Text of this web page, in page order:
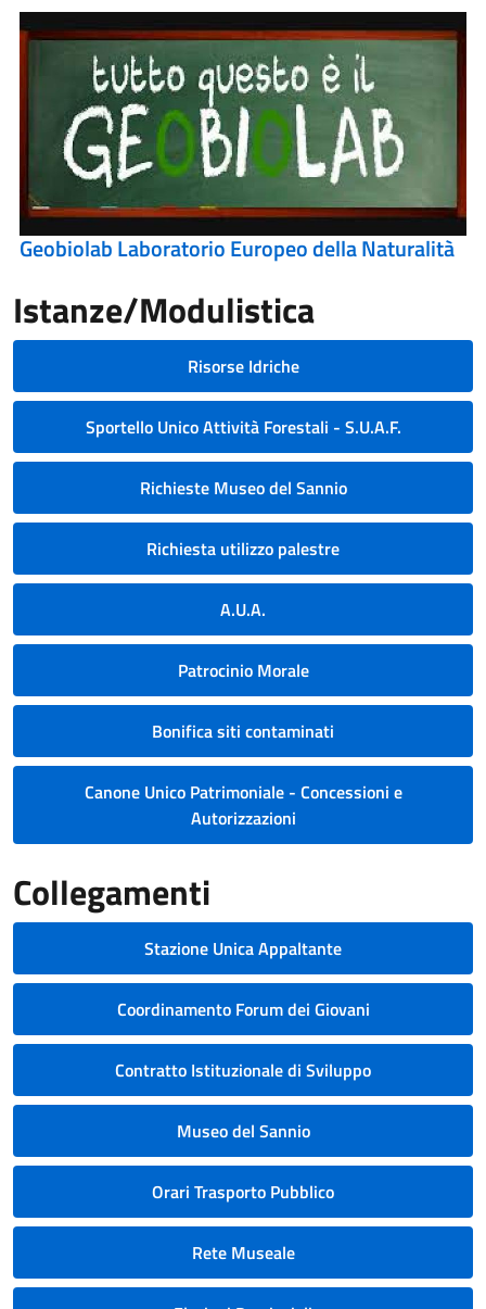
Geobiolab Laboratorio Europeo della Naturalità
Istanze/Modulistica
Risorse Idriche
Sportello Unico Attività Forestali - S.U.A.F.
Richieste Museo del Sannio
Richiesta utilizzo palestre
A.U.A.
Patrocinio Morale
Bonifica siti contaminati
Canone Unico Patrimoniale - Concessioni e
Autorizzazioni
Collegamenti
Stazione Unica Appaltante
Coordinamento Forum dei Giovani
Contratto Istituzionale di Sviluppo
Museo del Sannio
Orari Trasporto Pubblico
Rete Museale